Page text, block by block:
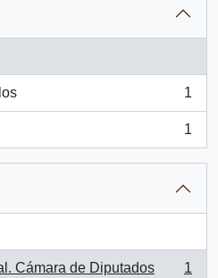
1
1
Cámara de Diputados 1